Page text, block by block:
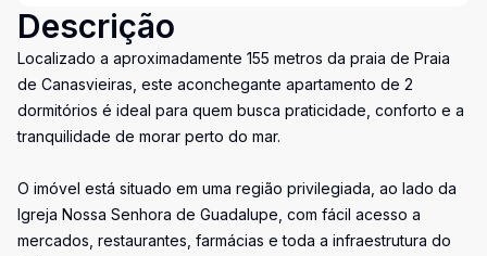
Descrição
Localizado a aproximadamente 155 metros da praia de Praia
de Canasvieiras, este aconchegante apartamento de 2
dormitórios é ideal para quem busca praticidade, conforto e a
tranquilidade de morar perto do mar.
O imóvel está situado em uma região privilegiada, ao lado da
Igreja Nossa Senhora de Guadalupe, com fácil acesso a
mercados, restaurantes, farmácias e toda a infraestrutura do